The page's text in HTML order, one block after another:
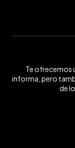
Te ofrecemos
informa, pero
de